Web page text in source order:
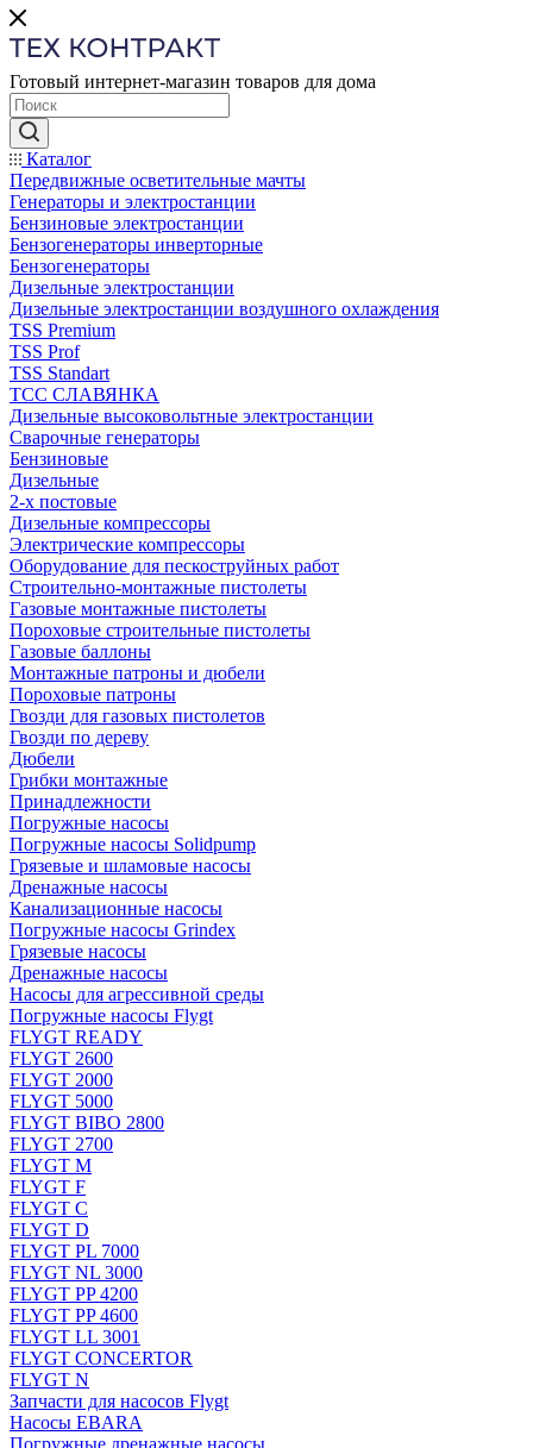
Готовый интернет-магазин товаров для дома
Каталог
Передвижные осветительные мачты
Генераторы и электростанции
Бензиновые электростанции
Бензогенераторы инверторные
Бензогенераторы
Дизельные электростанции
Дизельные электростанции воздушного охлаждения
TSS Premium
TSS Prof
TSS Standart
ТСС СЛАВЯНКА
Дизельные высоковольтные электростанции
Сварочные генераторы
Бензиновые
Дизельные
2-х постовые
Дизельные компрессоры
Электрические компрессоры
Оборудование для пескоструйных работ
Строительно-монтажные пистолеты
Газовые монтажные пистолеты
Пороховые строительные пистолеты
Газовые баллоны
Монтажные патроны и дюбели
Пороховые патроны
Гвозди для газовых пистолетов
Гвозди по дереву
Дюбели
Грибки монтажные
Принадлежности
Погружные насосы
Погружные насосы Solidpump
Грязевые и шламовые насосы
Дренажные насосы
Канализационные насосы
Погружные насосы Grindex
Грязевые насосы
Дренажные насосы
Насосы для агрессивной среды
Погружные насосы Flygt
FLYGT READY
FLYGT 2600
FLYGT 2000
FLYGT 5000
FLYGT BIBO 2800
FLYGT 2700
FLYGT M
FLYGT F
FLYGT C
FLYGT D
FLYGT PL 7000
FLYGT NL 3000
FLYGT PP 4200
FLYGT PP 4600
FLYGT LL 3001
FLYGT CONCERTOR
FLYGT N
Запчасти для насосов Flygt
Насосы EBARA
Погружные дренажные насосы